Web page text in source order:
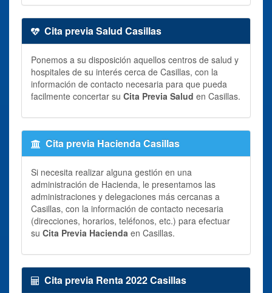
Cita previa Salud Casillas
Ponemos a su disposición aquellos centros de salud y
hospitales de su interés cerca de Casillas, con la
información de contacto necesaria para que pueda
facilmente concertar su Cita Previa Salud en Casillas.
Cita previa Hacienda Casillas
Si necesita realizar alguna gestión en una
administración de Hacienda, le presentamos las
administraciones y delegaciones más cercanas a
Casillas, con la información de contacto necesaria
(direcciones, horarios, teléfonos, etc.) para efectuar
su Cita Previa Hacienda en Casillas.
Cita previa Renta 2022 Casillas